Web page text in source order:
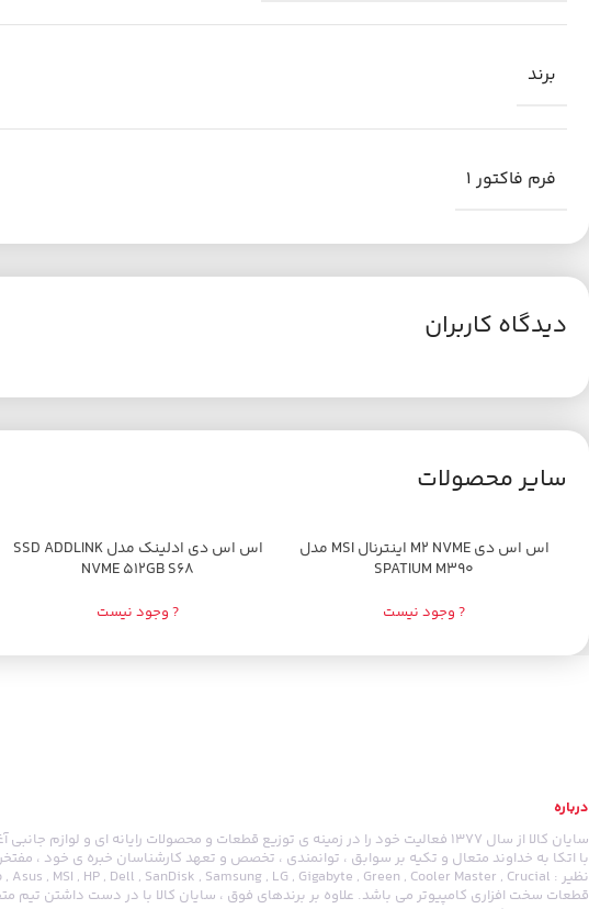
برند
فرم فاکتور 1
دیدگاه کاربران
سایر محصولات
اتمام موجودی
اس اس دی M2 NVME اینترنال MSI مدل
SPATIUM M390
? وجود نیست
اتمام موجودی
اس اس دی ادلینک مدل SSD ADDLINK
NVME 512GB S68
? وجود نیست
درباره
سایان کالا از سال 1377 فعالیت خود را در زمینه ی توزیع قطعات و محصولات رایانه ای و لوازم
با اتکا به خداوند متعال و تکیه بر سوابق ، توانمندی ، تخصص و تعهد کارشناسان خبره ی خود ،
قطعات سخت افزاری کامپیوتر می باشد. علاوه بر برندهای فوق ، سایان کالا با در دست داشتن تیم